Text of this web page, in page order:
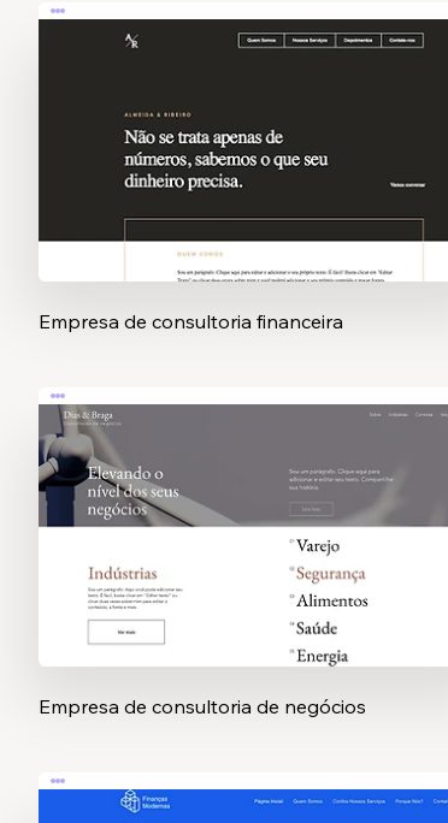
Empresa de consultoria financeira
Empresa de consultoria de negócios